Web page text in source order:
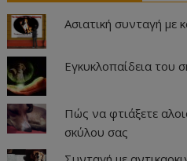
Ασιατική συνταγή με
Εγκυκλοπαίδεια του
Πώς να φτιάξετε
σκύλου σας